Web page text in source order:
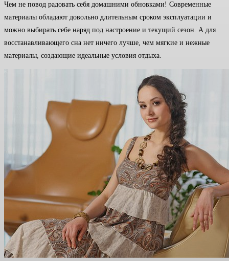
Чем не повод радовать себя домашними обновками! Современные
материалы обладают довольно длительным сроком эксплуатации и
можно выбирать себе наряд под настроение и текущий сезон. А для
восстанавливающего сна нет ничего лучше, чем мягкие и нежные
материалы, создающие идеальные условия отдыха.